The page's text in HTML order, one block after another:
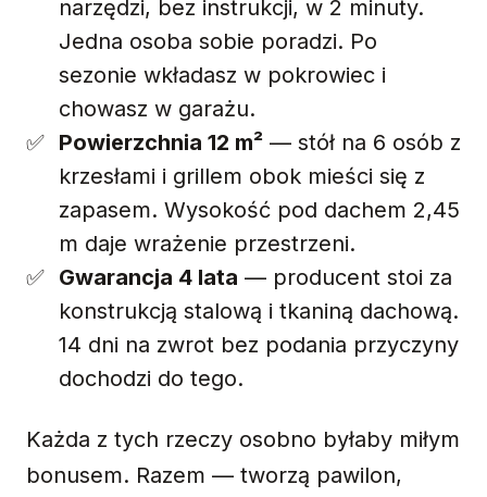
narzędzi, bez instrukcji, w 2 minuty.
Jedna osoba sobie poradzi. Po
sezonie wkładasz w pokrowiec i
chowasz w garażu.
Powierzchnia 12 m² — stół na 6 osób z
krzesłami i grillem obok mieści się z
zapasem. Wysokość pod dachem 2,45
m daje wrażenie przestrzeni.
Gwarancja 4 lata — producent stoi za
konstrukcją stalową i tkaniną dachową.
14 dni na zwrot bez podania przyczyny
dochodzi do tego.
Każda z tych rzeczy osobno byłaby miłym
bonusem. Razem — tworzą pawilon,